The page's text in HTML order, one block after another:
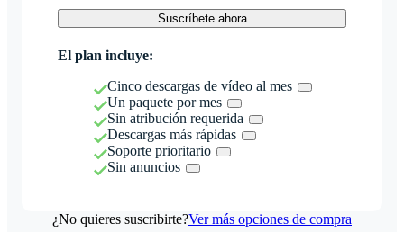
Suscríbete ahora
El plan incluye:
Cinco descargas de vídeo al mes
Un paquete por mes
Sin atribución requerida
Descargas más rápidas
Soporte prioritario
Sin anuncios
¿No quieres suscribirte?Ver más opciones de compra